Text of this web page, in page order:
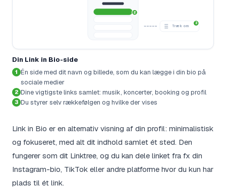
2
Træk om
3
Din Link in Bio-side
1 Én side med dit navn og billede, som du kan lægge i din bio på
sociale medier
2 Dine vigtigste links samlet: musik, koncerter, booking og profil
3 Du styrer selv rækkefølgen og hvilke der vises
Link in Bio er en alternativ visning af din profil: minimalistisk
og fokuseret, med alt dit indhold samlet ét sted. Den
fungerer som dit Linktree, og du kan dele linket fra fx din
Instagram-bio, TikTok eller andre platforme hvor du kun har
plads til ét link.